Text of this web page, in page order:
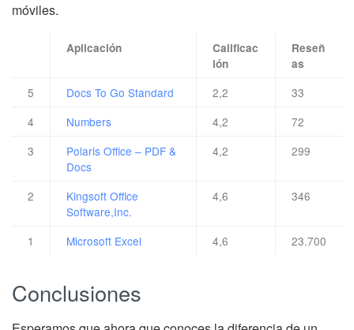
móviles.
Aplicación
Calificac
ión
Reseñ
as
5 Docs To Go Standard 2,2
33
4
Numbers 4,2
72
3
Polaris Office – PDF &
Docs
4,2 299
2
Kingsoft Office
Software,Inc.
4,6 346
1 Microsoft Excel 4,6 23.700
Conclusiones